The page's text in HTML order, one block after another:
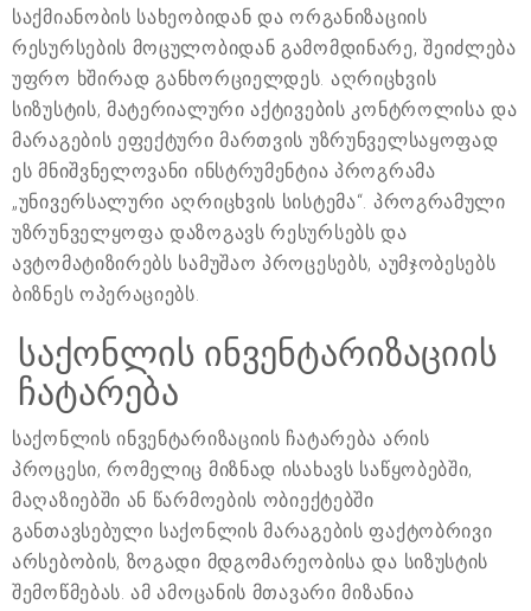
საქმიანობის სახეობიდან და ორგანიზაციის
რესურსების მოცულობიდან გამომდინარე, შეიძლება
უფრო ხშირად განხორციელდეს. აღრიცხვის
სიზუსტის, მატერიალური აქტივების კონტროლისა და
მარაგების ეფექტური მართვის უზრუნველსაყოფად
ეს მნიშვნელოვანი ინსტრუმენტია პროგრამა
„უნივერსალური აღრიცხვის სისტემა“. პროგრამული
უზრუნველყოფა დაზოგავს რესურსებს და
ავტომატიზირებს სამუშაო პროცესებს, აუმჯობესებს
ბიზნეს ოპერაციებს.
საქონლის ინვენტარიზაციის
ჩატარება
საქონლის ინვენტარიზაციის ჩატარება არის
პროცესი, რომელიც მიზნად ისახავს საწყობებში,
მაღაზიებში ან წარმოების ობიექტებში
განთავსებული საქონლის მარაგების ფაქტობრივი
არსებობის, ზოგადი მდგომარეობისა და სიზუსტის
შემოწმებას. ამ ამოცანის მთავარი მიზანია